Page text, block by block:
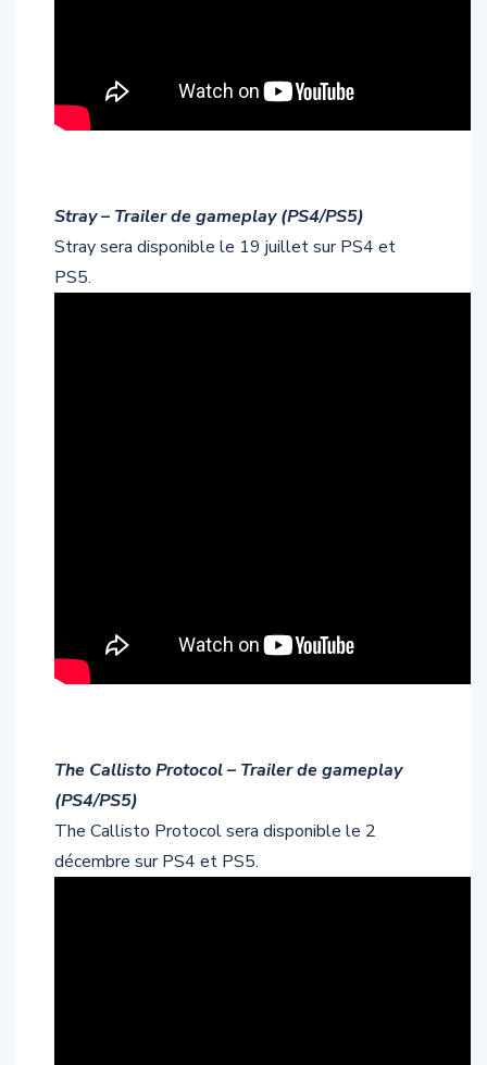
Stray – Trailer de gameplay (PS4/PS5)
Stray sera disponible le 19 juillet sur PS4 et
PS5.
The Callisto Protocol – Trailer de gameplay
(PS4/PS5)
The Callisto Protocol sera disponible le 2
décembre sur PS4 et PS5.